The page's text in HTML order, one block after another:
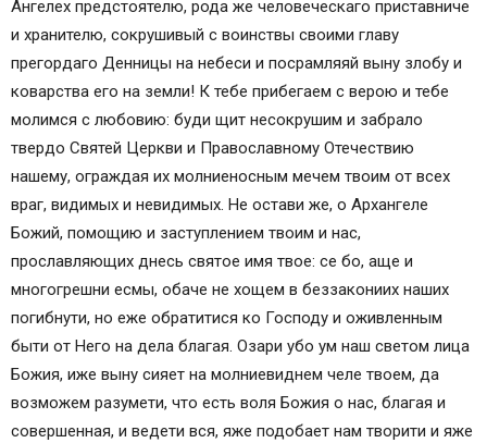
Ангелех предстоятелю, рода же человеческаго приставниче
и хранителю, сокрушивый с воинствы своими главу
прегордаго Денницы на небеси и посрамляяй выну злобу и
коварства его на земли! К тебе прибегаем с верою и тебе
молимся с любовию: буди щит несокрушим и забрало
твердо Святей Церкви и Православному Отечествию
нашему, ограждая их молниеносным мечем твоим от всех
враг, видимых и невидимых. Не остави же, о Архангеле
Божий, помощию и заступлением твоим и нас,
прославляющих днесь святое имя твое: се бо, аще и
многогрешни есмы, обаче не хощем в беззакониих наших
погибнути, но еже обратитися ко Господу и оживленным
быти от Него на дела благая. Озари убо ум наш светом лица
Божия, иже выну сияет на молниевиднем челе твоем, да
возможем разумети, что есть воля Божия о нас, благая и
совершенная, и ведети вся, яже подобает нам творити и яже